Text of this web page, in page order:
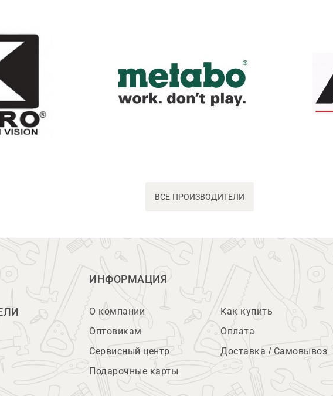
ВСЕ ПРОИЗВОДИТЕЛИ
ИНФОРМАЦИЯ
О компании
Оптовикам
Сервисный центр
Подарочные карты
Как купить
Оплата
Доставка / Самовывоз